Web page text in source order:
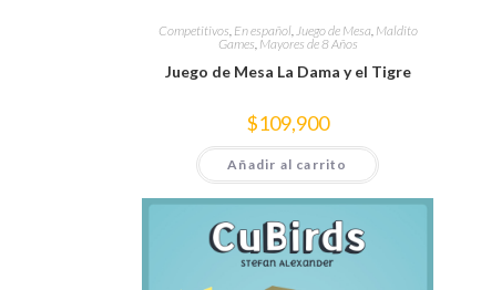
Competitivos, En español,Juego de Mesa, Maldito
Games, Mayores de 8 Años
Juego de Mesa La Dama y el Tigre
$109,900
Añadir al carrito